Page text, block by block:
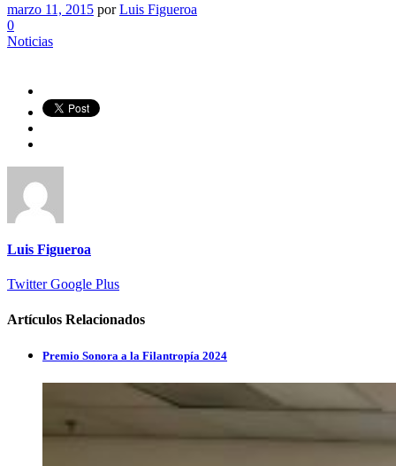
marzo 11, 2015 porLuis Figueroa
0
Noticias
Luis Figueroa
TwitterGoogle Plus
Artículos Relacionados
Premio Sonora a la Filantropía 2024